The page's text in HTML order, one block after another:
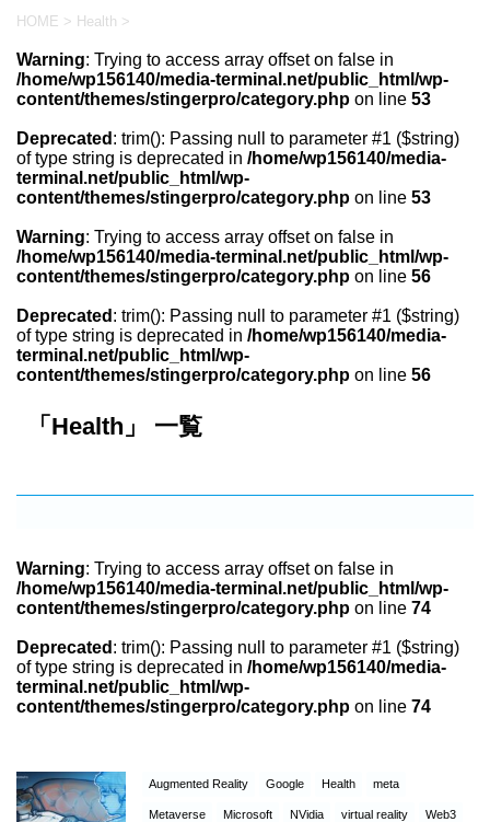
HOME > Health >
Warning: Trying to access array offset on false in
/home/wp156140/media-terminal.net/public_html/wp-
content/themes/stingerpro/category.php on line 53
Deprecated : trim(): Passing null to parameter #1 ($string)
of type string is deprecated in /home/wp156140/media-
terminal.net/public_html/wp-
content/themes/stingerpro/category.php on line 53
Warning: Trying to access array offset on false in
/home/wp156140/media-terminal.net/public_html/wp-
content/themes/stingerpro/category.php on line 56
Deprecated : trim(): Passing null to parameter #1 ($string)
of type string is deprecated in /home/wp156140/media-
terminal.net/public_html/wp-
content/themes/stingerpro/category.php on line 56
「Health」 一覧
Warning: Trying to access array offset on false in
/home/wp156140/media-terminal.net/public_html/wp-
content/themes/stingerpro/category.php on line 74
Deprecated : trim(): Passing null to parameter #1 ($string)
of type string is deprecated in /home/wp156140/media-
terminal.net/public_html/wp-
content/themes/stingerpro/category.php on line 74
Augmented Reality Google Health meta
Metaverse Microsoft NVidia virtual reality Web3